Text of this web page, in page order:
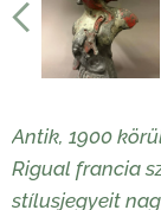
Antik, 1900
Rigual francia
stílusjegyeit